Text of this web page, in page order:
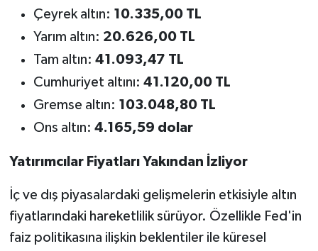
Çeyrek altın: 10.335,00 TL
Yarım altın: 20.626,00 TL
Tam altın: 41.093,47 TL
Cumhuriyet altını: 41.120,00 TL
Gremse altın: 103.048,80 TL
Ons altın: 4.165,59 dolar
Yatırımcılar Fiyatları Yakından İzliyor
İç ve dış piyasalardaki gelişmelerin etkisiyle altın
fiyatlarındaki hareketlilik sürüyor. Özellikle Fed'in
faiz politikasına ilişkin beklentiler ile küresel